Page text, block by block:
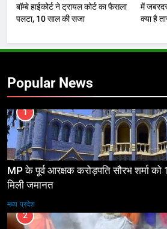
बॉम्बे हाईकोर्ट ने ट्रायल कोर्ट का फैसला
पलटा, 10 साल की सजा
में
क्या है
Popular News
1
MP के पूर्व आरक्षक करोड़पति सौरभ शर्मा को
मिली जमानत
मध्य प्रदेश
2